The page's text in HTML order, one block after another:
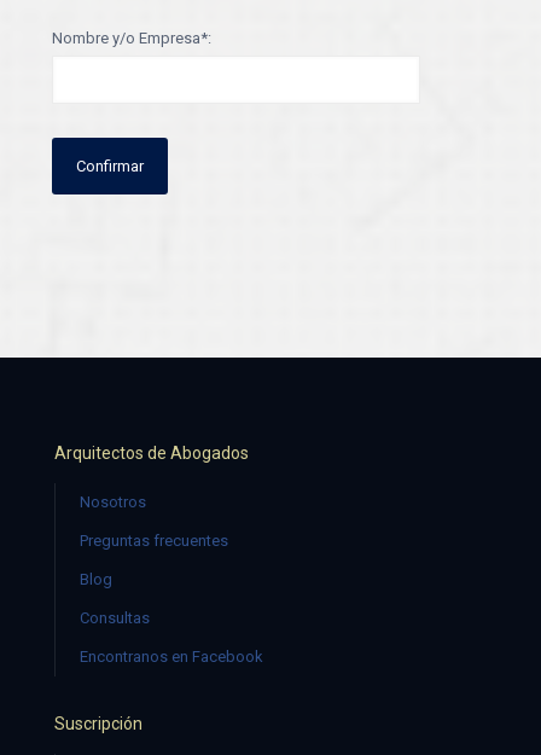
Nombre y/o Empresa*:
Arquitectos de Abogados
Nosotros
Preguntas frecuentes
Blog
Consultas
Encontranos en Facebook
Suscripción